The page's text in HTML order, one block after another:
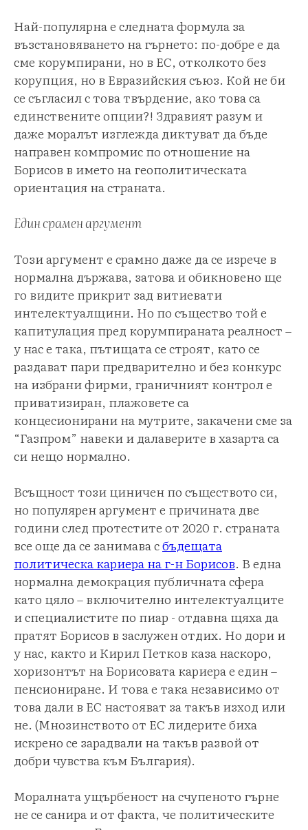
Най-популярна е следната формула за
възстановяването на гърнето: по-добре е да
сме корумпирани, но в ЕС, отколкото без
корупция, но в Евразийския съюз. Кой не би
се съгласил с това твърдение, ако това са
единствените опции?! Здравият разум и
даже моралът изглежда диктуват да бъде
направен компромис по отношение на
Борисов в името на геополитическата
ориентация на страната.
Един срамен аргумент
Този аргумент е срамно даже да се изрече в
нормална държава, затова и обикновено ще
го видите прикрит зад витиевати
интелектуалщини. Но по същество той е
капитулация пред корумпираната реалност –
у нас е така, пътищата се строят, като се
раздават пари предварително и без конкурс
на избрани фирми, граничният контрол е
приватизиран, плажовете са
концесионирани на мутрите, закачени сме за
“Газпром” навеки и далаверите в хазарта са
си нещо нормално.
Всъщност този циничен по съществото си,
но популярен аргумент е причината две
години след протестите от 2020 г. страната
все още да се занимава сбъдещата
политическа кариера на г-н Борисов. В една
нормална демокрация публичната сфера
като цяло – включително интелектуалците
и специалистите по пиар - отдавна щяха да
пратят Борисов в заслужен отдих. Но дори и
у нас, както и Кирил Петков каза наскоро,
хоризонтът на Борисовата кариера е един –
пенсиониране. И това е така независимо от
това дали в ЕС настояват за такъв изход или
не. (Мнозинството от ЕС лидерите биха
искрено се зарадвали на такъв развой от
добри чувства към България).
Моралната ущърбеност на счупеното гърне
не се санира и от факта, че политическите